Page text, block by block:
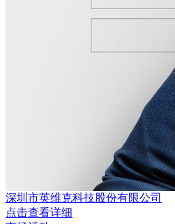
深圳市英维克科技股份有限公司
点击查看详细